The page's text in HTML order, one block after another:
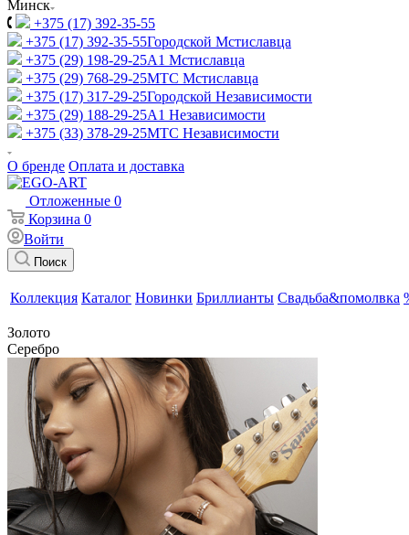
Минск
+375 (17) 392-35-55
+375 (17) 392-35-55Городской Мстиславца
+375 (29) 198-29-25A1 Мстиславца
+375 (29) 768-29-25МТС Мстиславца
+375 (17) 317-29-25Городской Независимости
+375 (29) 188-29-25A1 Независимости
+375 (33) 378-29-25МТС Независимости
О бренде Оплата и доставка
Отложенные 0
Корзина 0
Войти
Поиск
Коллекция Каталог Новинки Бриллианты Свадьба&помолвка
Золото
Серебро